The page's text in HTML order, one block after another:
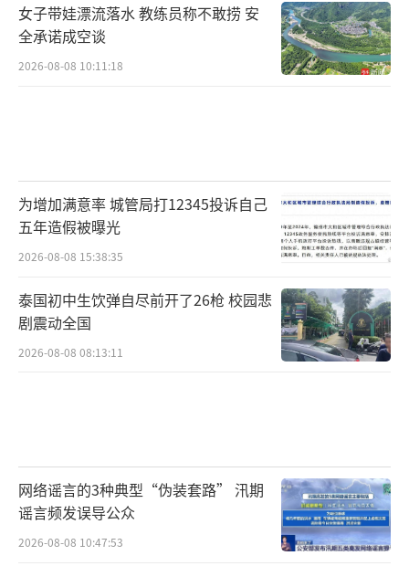
女子带娃漂流落水 教练员称不敢捞 安
全承诺成空谈
2026-08-08 10:11:18
为增加满意率 城管局打12345投诉自己
五年造假被曝光
2026-08-08 15:38:35
泰国初中生饮弹自尽前开了26枪 校园悲
剧震动全国
2026-08-08 08:13:11
网络谣言的3种典型“伪装套路” 汛期
谣言频发误导公众
2026-08-08 10:47:53